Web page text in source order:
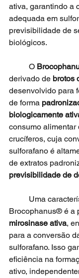
ativa, garantindo a
adequada em
previsibilidade de
biológicos.
	O
derivado de brotos
desenvolvido para
de forma
biologicamente
consumo alimentar
crucíferos, cuja
sulforafano é
de extratos
previsibilidade de
Brocophanus® é a
mirosinase ativa,
para a conversão
sulforafano. Isso
eficiência na
ativo,